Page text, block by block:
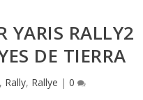
RALLY2
DE TIERRA
, Rally, Rallye |0